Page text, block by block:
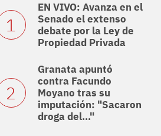
EN VIVO: Avanza en el
Senado el extenso
debate por la Ley de
Propiedad Privada
Granata apuntó
contra Facundo
Moyano tras su
imputación: "Sacaron
droga del..."